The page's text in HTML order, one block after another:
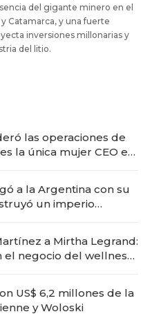
del gigante minero en el
Catamarca, y una fuerte
inversiones millonarias y
del litio.
las operaciones de
la única mujer CEO en
a la Argentina con su
un imperio
a Mirtha Legrand:
negocio del wellness
US$ 6,2 millones de la
y Woloski